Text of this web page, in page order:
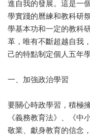
進自我的發展。這是一
學實踐的曆練和教科研
學基本功和一定的教科
革，唯有不斷超越自我
己的特點制定個人五年
一、加強政治學習
要關心時政學習，積極
《義務教育法》、《中
敬業、獻身教育的信念